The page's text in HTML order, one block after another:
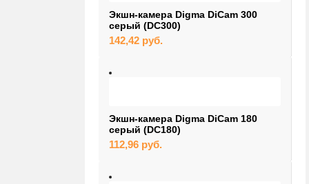
Экшн-камера Digma DiCam 300
серый (DC300)
142,42 руб.
Экшн-камера Digma DiCam 180
серый (DC180)
112,96 руб.